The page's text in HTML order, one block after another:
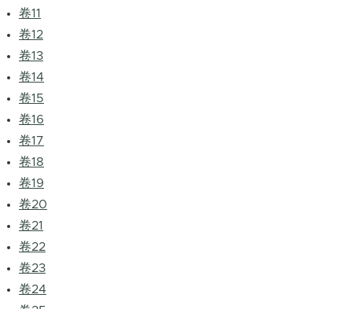
卷11
卷12
卷13
卷14
卷15
卷16
卷17
卷18
卷19
卷20
卷21
卷22
卷23
卷24